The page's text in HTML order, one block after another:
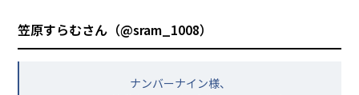
笠原すらむさん（@sram_1008）
ナンバーナイン様、